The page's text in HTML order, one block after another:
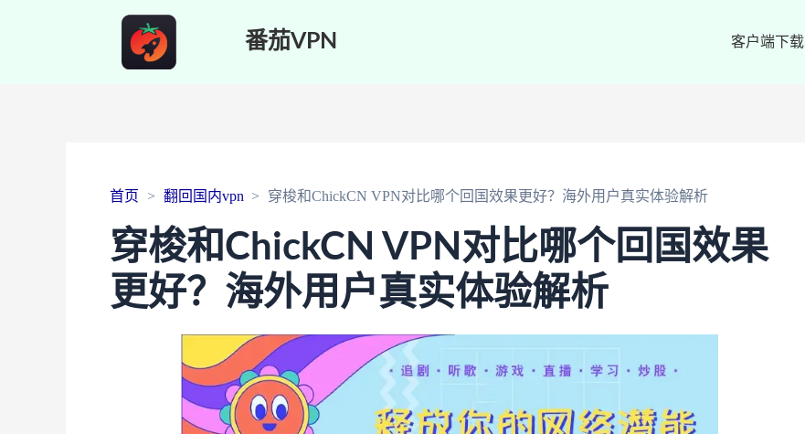
番茄VPN 客户端下载
首页 翻回国内vpn 穿梭和ChickCN VPN对比哪个回国效果更好？海外用户真实体验解析
穿梭和ChickCN VPN对比哪个回国效果
更好？海外用户真实体验解析